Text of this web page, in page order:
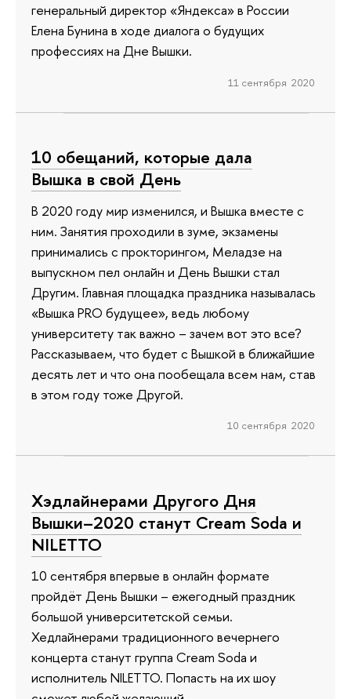
генеральный директор «Яндекса» в России
Елена Бунина в ходе диалога о будущих
профессиях на Дне Вышки.
11 сентября 2020
10 обещаний, которые дала
Вышка в свой День
В 2020 году мир изменился, и Вышка вместе с
ним. Занятия проходили в зуме, экзамены
принимались с прокторингом, Меладзе на
выпускном пел онлайн и День Вышки стал
Другим. Главная площадка праздника называлась
«Вышка PRO будущее», ведь любому
университету так важно – зачем вот это все?
Рассказываем, что будет с Вышкой в ближайшие
десять лет и что она пообещала всем нам, став
в этом году тоже Другой.
10 сентября 2020
Хэдлайнерами Другого Дня
Вышки–2020 станут Cream Soda и
NILETTO
10 сентября впервые в онлайн формате
пройдёт День Вышки – ежегодный праздник
большой университетской семьи.
Хедлайнерами традиционного вечернего
концерта станут группа Cream Soda и
исполнитель NILETTO. Попасть на их шоу